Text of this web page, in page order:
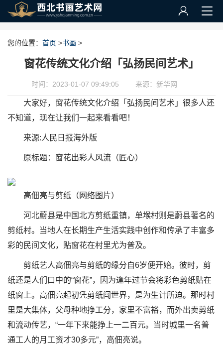
您的位置： 首页 >书画 >
窗花传统文化介绍「弘扬民间艺术」
时间：2023-01-07 09:49:05 来源：新华网
大家好，窗花传统文化介绍「弘扬民间艺术」很多人还
不知道，现在让我们一起来看看吧！
来源:人民日报海外版
原标题：窗花出彩人风流（匠心）
高佃亮与剪纸（网络图片）
河北蔚县是中国北方剪纸重镇，单堠村则是蔚县著名的
剪纸村。当地人在长期生产生活实践中创作和传承了丰富多
彩的民间文化，贴窗花在村里尤为普及。
剪纸艺人高佃亮与剪纸的缘分自6岁便开始。彼时，剪
纸还是人们口中的“窗花”，因为逢年过节会将彩色剪纸贴在
纸窗上。高佃亮起初凭剪纸闯世界，是为生计所迫。那时村
里是大集体，父母种地挣工分，家里不富裕，而外出卖剪纸
和流动传艺，“一年下来能挣上一二百元。当时城里一名普
通工人的月工资才30多元”，高佃亮说。